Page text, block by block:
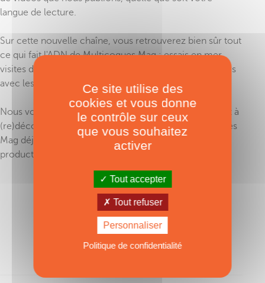
langue de lecture.
Sur cette nouvelle chaîne, vous retrouverez bien sûr tout
ce qui fait l'ADN de Multicoques Mag : essais en mer,
visites de chantiers, reportages, actualités et rencontres
avec les acteurs de l'univers du multicoque.
Nous vous invitons à vous abonner dès maintenant
et à
(re)découvrir les vidéos emblématiques de Multicoques
Mag déjà mises en ligne, en attendant nos prochaines
productions inédites qui arriveront très bientôt !
Ce site utilise des
cookies et vous donne
le contrôle sur ceux
que vous souhaitez
activer
Tout accepter
Tout refuser
Personnaliser
Politique de confidentialité